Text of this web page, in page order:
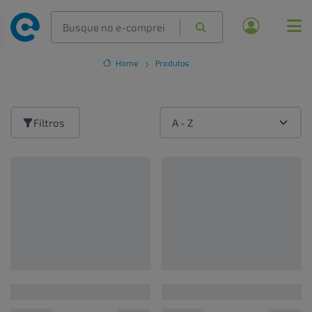
Home Produtos
Filtros